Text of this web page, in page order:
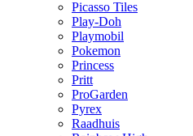
Picasso Tiles
Play-Doh
Playmobil
Pokemon
Princess
Pritt
ProGarden
Pyrex
Raadhuis